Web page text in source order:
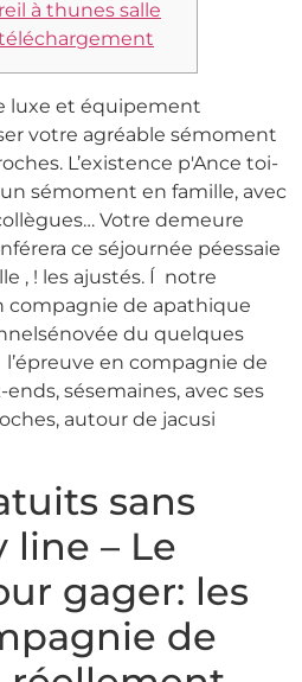
à thunes salle
luxe et équipement
votre agréable sémoment
L’existence p'Ance toi-
sémoment en famille, avec
Votre demeure
ce séjournée péessaie
, ! les ajustés. Í notre
compagnie de apathique
du quelques
en compagnie de
sésemaines, avec ses
autour de jacusi
sans
line – Le
gager: les
de